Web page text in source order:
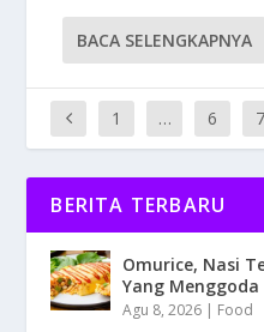
BACA SELENGKAPNYA
1 … 6 7
BERITA TERBARU
Omurice, Nasi
Yang Menggoda
Agu 8, 2026 | Food